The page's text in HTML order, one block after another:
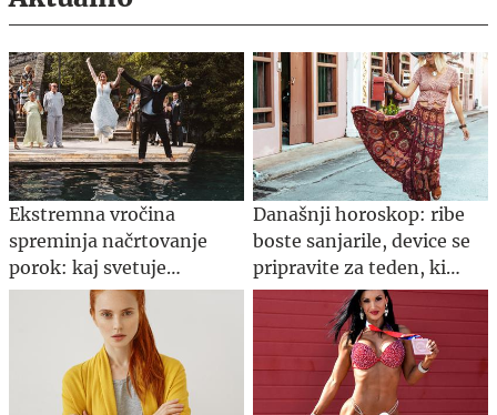
Ekstremna vročina
spreminja načrtovanje
porok: kaj svetuje
organizatorka
Današnji horoskop: ribe
boste sanjarile, device se
pripravite za teden, ki
prihaja